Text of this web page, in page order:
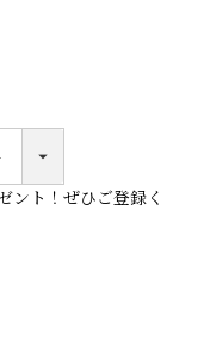
ント！ぜひご登録く